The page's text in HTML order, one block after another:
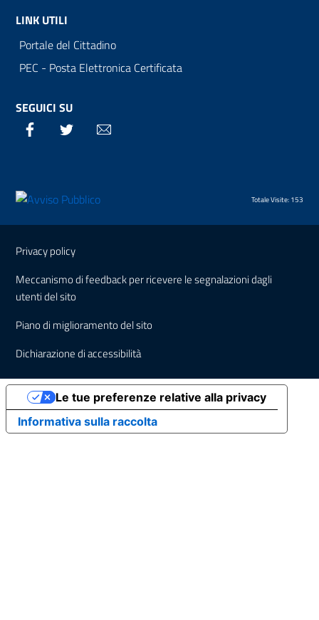
LINK UTILI
Portale del Cittadino
PEC - Posta Elettronica Certificata
SEGUICI SU
Facebook Twitter
Totale Visite: 153
Sezione Link Utili
Privacy policy
Meccanismo di feedback per ricevere le segnalazioni dagli
utenti del sito
Piano di miglioramento del sito
Dichiarazione di accessibilità
Informativa sulla raccolta
Le tue preferenze relative alla privacy